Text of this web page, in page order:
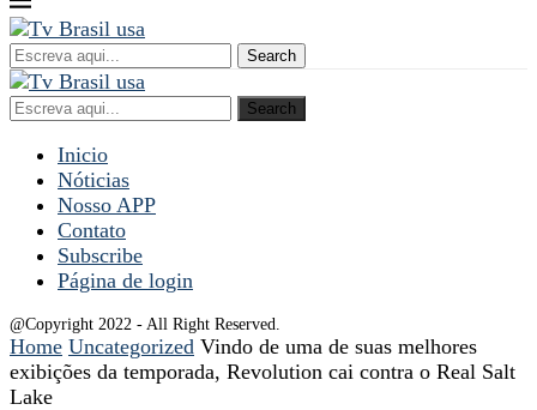
Search
Search
Inicio
Nóticias
Nosso APP
Contato
Subscribe
Página de login
@Copyright 2022 - All Right Reserved.
Home Uncategorized Vindo de uma de suas melhores
exibições da temporada, Revolution cai contra o Real Salt
Lake